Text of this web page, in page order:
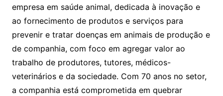
empresa em saúde animal, dedicada à inovação e
ao fornecimento de produtos e serviços para
prevenir e tratar doenças em animais de produção e
de companhia, com foco em agregar valor ao
trabalho de produtores, tutores, médicos-
veterinários e da sociedade. Com 70 anos no setor,
a companhia está comprometida em quebrar